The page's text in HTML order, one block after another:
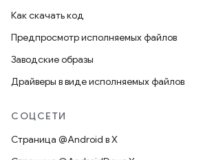
Как скачать код
Предпросмотр исполняемых файлов
Заводские образы
Драйверы в виде исполняемых файлов
СОЦСЕТИ
Страница @Android в X